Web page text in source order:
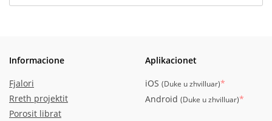
Informacione
Fjalori
Rreth projektit
Porosit librat
Aplikacionet
iOS (Duke u zhvilluar)*
Android (Duke u zhvilluar)*